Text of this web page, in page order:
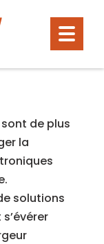
:
de plus
la
solutions